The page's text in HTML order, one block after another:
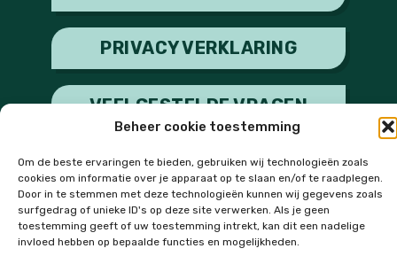
Beheer cookie toestemming
Om de beste ervaringen te bieden, gebruiken wij technologieën zoals
cookies om informatie over je apparaat op te slaan en/of te raadplegen.
Door in te stemmen met deze technologieën kunnen wij gegevens zoals
surfgedrag of unieke ID's op deze site verwerken. Als je geen
toestemming geeft of uw toestemming intrekt, kan dit een nadelige
invloed hebben op bepaalde functies en mogelijkheden.
PRIVACY VERKLARING
VEELGESTELDE VRAGEN